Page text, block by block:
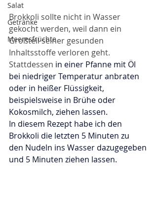
Salat
Getränke
Meeresfrüchte
Brokkoli sollte nicht in Wasser
gekocht werden, weil dann ein
Großteil seiner gesunden
Inhaltsstoffe verloren geht.
Stattdessen in einer Pfanne mit Öl
bei niedriger Temperatur anbraten
oder in heißer Flüssigkeit,
beispielsweise in Brühe oder
Kokosmilch, ziehen lassen.
In diesem Rezept habe ich den
Brokkoli die letzten 5 Minuten zu
den Nudeln ins Wasser dazugegeben
und 5 Minuten ziehen lassen.